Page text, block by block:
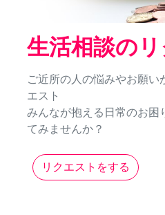
生活相談の
ご近所の人の悩みやお願い
エスト
みんなが抱える日常のお困
てみませんか？
リクエストをする